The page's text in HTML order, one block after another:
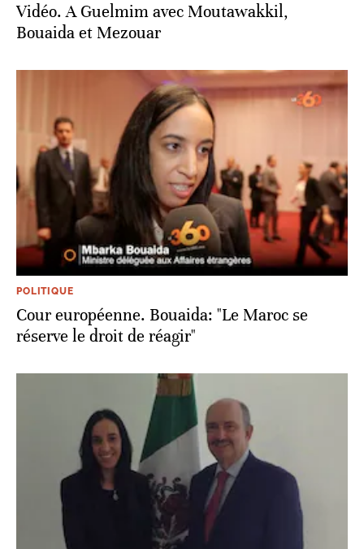
Vidéo. A Guelmim avec Moutawakkil,
Bouaida et Mezouar
POLITIQUE
Cour européenne. Bouaida: "Le Maroc se
réserve le droit de réagir"